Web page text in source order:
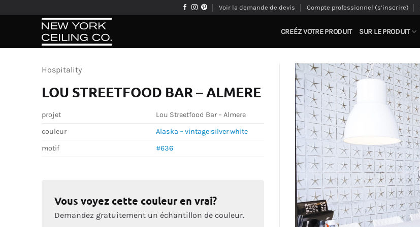
au
Voir la demande de devis Compte professionnel (s’inscrire)
CREÉZ VOTRE PRODUIT SUR LE PRODUIT
Hospitality
LOU STREETFOOD BAR – ALMERE
projet
Lou Streetfood Bar – Almere
couleur
Alaska – vintage silver white
motif
#636
Vous voyez cette couleur en vrai?
Demandez gratuitement un échantillon de couleur.